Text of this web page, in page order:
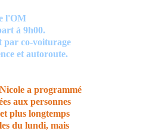
l'OM
à 9h00.
par co-voiturage
et autoroute.
a programmé
aux personnes
plus longtemps
du lundi, mais